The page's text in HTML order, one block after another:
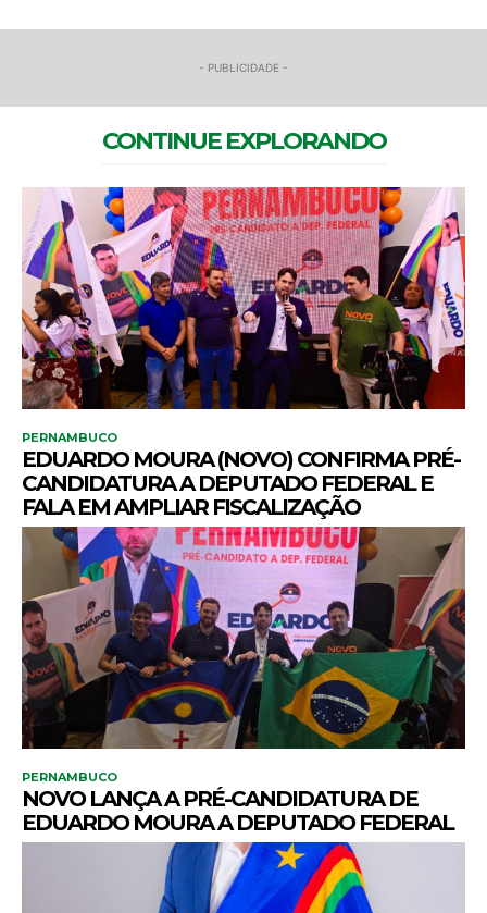
- PUBLICIDADE -
CONTINUE EXPLORANDO
PERNAMBUCO
EDUARDO MOURA (NOVO) CONFIRMA PRÉ-
CANDIDATURA A DEPUTADO FEDERAL E
FALA EM AMPLIAR FISCALIZAÇÃO
PERNAMBUCO
NOVO LANÇA A PRÉ-CANDIDATURA DE
EDUARDO MOURA A DEPUTADO FEDERAL